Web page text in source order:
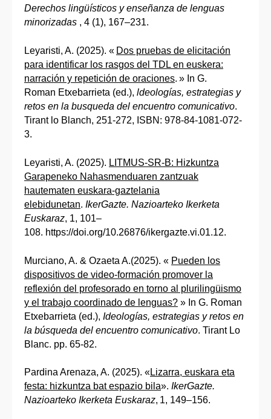
Derechos lingüísticos y enseñanza de lenguas
minorizadas , 4 (1), 167–231.
Leyaristi, A. (2025). « Dos pruebas de elicitación
para identificar los rasgos del TDL en euskera:
narración y repetición de oraciones. » In G.
Roman Etxebarrieta (ed.), ldeologías, estrategias y
retos en la busqueda del encuentro comunicativo.
Tirant lo Blanch, 251-272, ISBN: 978-84-1081-072-
3.
Leyaristi, A. (2025). LITMUS-SR-B: Hizkuntza
Garapeneko Nahasmenduaren zantzuak
hautematen euskara-gaztelania
elebidunetan. IkerGazte. Nazioarteko Ikerketa
Euskaraz, 1, 101–
108. https://doi.org/10.26876/ikergazte.vi.01.12.
Murciano, A. & Ozaeta A.(2025). « Pueden los
dispositivos de video-formación promover la
reflexión del profesorado en torno al plurilingüismo
y el trabajo coordinado de lenguas? » In G. Roman
Etxebarrieta (ed.), Ideologías, estrategias y retos en
la búsqueda del encuentro comunicativo. Tirant Lo
Blanc. pp. 65-82.
Pardina Arenaza, A. (2025). «Lizarra, euskara eta
festa: hizkuntza bat espazio bila». IkerGazte.
Nazioarteko Ikerketa Euskaraz, 1, 149–156.